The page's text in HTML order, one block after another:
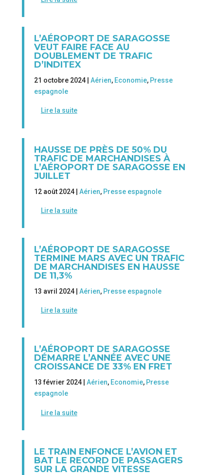
L’AÉROPORT DE SARAGOSSE
VEUT FAIRE FACE AU
DOUBLEMENT DE TRAFIC
D’INDITEX
21 octobre 2024 | Aérien, Economie, Presse
espagnole
Lire la suite
HAUSSE DE PRÈS DE 50% DU
TRAFIC DE MARCHANDISES À
L’AÉROPORT DE SARAGOSSE EN
JUILLET
12 août 2024 | Aérien, Presse espagnole
Lire la suite
L’AÉROPORT DE SARAGOSSE
TERMINE MARS AVEC UN TRAFIC
DE MARCHANDISES EN HAUSSE
DE 11,3%
13 avril 2024 | Aérien, Presse espagnole
Lire la suite
L’AÉROPORT DE SARAGOSSE
DÉMARRE L’ANNÉE AVEC UNE
CROISSANCE DE 33% EN FRET
13 février 2024 | Aérien, Economie, Presse
espagnole
Lire la suite
LE TRAIN ENFONCE L’AVION ET
BAT LE RECORD DE PASSAGERS
SUR LA GRANDE VITESSE